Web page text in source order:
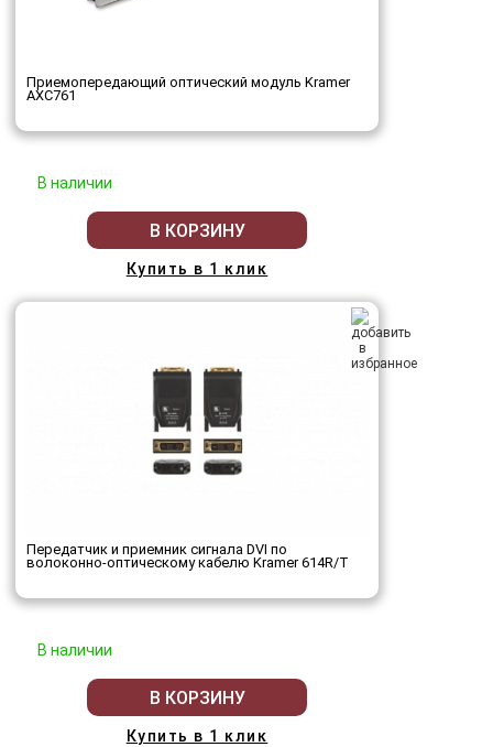
Приемопередающий оптический модуль Kramer
AXC761
В наличии
В КОРЗИНУ
Купить в 1 клик
Передатчик и приемник сигнала DVI по
волоконно-оптическому кабелю Kramer 614R/T
В наличии
В КОРЗИНУ
Купить в 1 клик